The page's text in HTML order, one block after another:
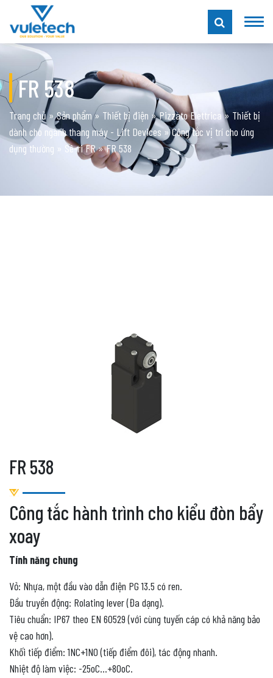
FR 538
Trang chủ»Sản phẩm» Thiết bị điện »Pizzato Elettrica» Thiết bị
dành cho ngành thang máy - Lift Devices»Công tắc vị trí cho ứng
dụng thường » Sê-ri FR»FR 538
FR 538
Công tắc hành trình cho kiểu đòn bẩy
xoay
Tính năng chung
Vỏ: Nhựa, một đầu vào dẫn điện PG 13.5 có ren.
Đầu truyền động: Rolating lever (Đa dạng).
Tiêu chuẩn: IP67 theo EN 60529 (với cùng tuyến cáp có khả năng bảo
vệ cao hơn).
Khối tiếp điểm: 1NC+1NO (tiếp điểm đôi), tác động nhanh.
Nhiệt độ làm việc: -25oC…+80oC.